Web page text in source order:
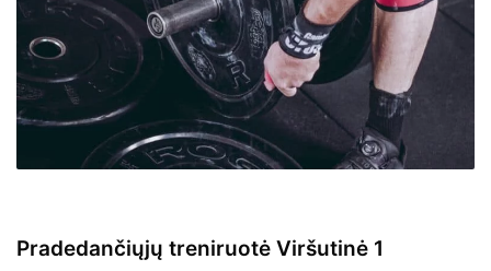
Pradedančiųjų treniruotė Viršutinė 1